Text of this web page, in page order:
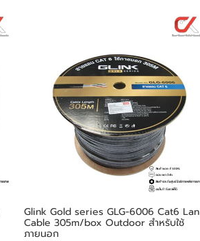
Glink Gold series GLG-6006 Cat6 Lan
Cable 305m/box Outdoor สำหรับใช้
ภายนอก